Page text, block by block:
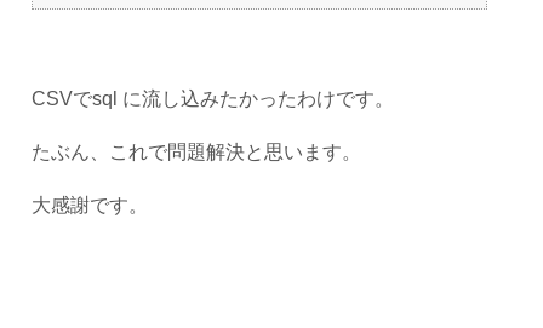
CSVでsql に流し込みたかったわけです。
たぶん、これで問題解決と思います。
大感謝です。